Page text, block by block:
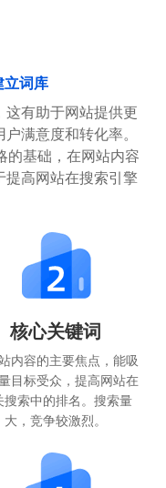
立词库
有助于网站提供更
满意度和转化率。
的基础，在网站内容
提高网站在搜索引擎
核心关键词
内容的主要焦点，能吸
目标受众，提高网站在
搜索中的排名。搜索量
大，竞争较激烈。